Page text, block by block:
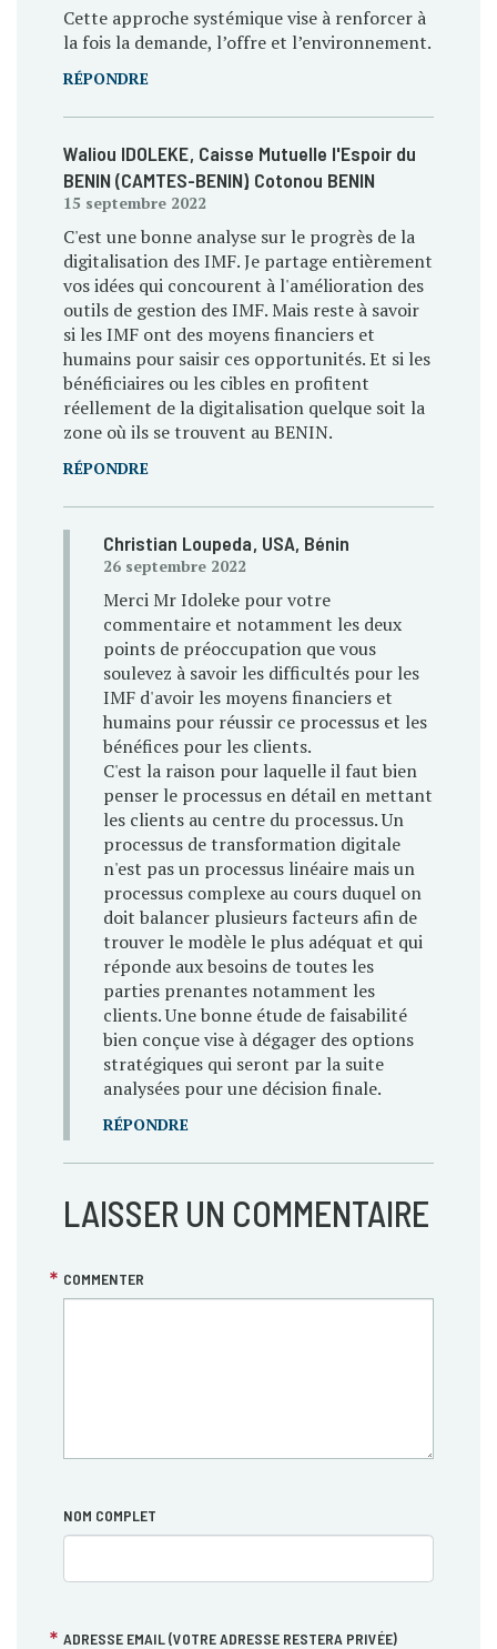
Cette approche systémique vise à renforcer à
la fois la demande, l’offre et l’environnement.
RÉPONDRE
Waliou IDOLEKE, Caisse Mutuelle l'Espoir du
BENIN (CAMTES-BENIN), Cotonou BENIN
15 septembre 2022
C'est une bonne analyse sur le progrès de la
digitalisation des IMF. Je partage entièrement
vos idées qui concourent à l'amélioration des
outils de gestion des IMF. Mais reste à savoir
si les IMF ont des moyens financiers et
humains pour saisir ces opportunités. Et si les
bénéficiaires ou les cibles en profitent
réellement de la digitalisation quelque soit la
zone où ils se trouvent au BENIN.
RÉPONDRE
Christian Loupeda, USA, Bénin
26 septembre 2022
Merci Mr Idoleke pour votre
commentaire et notamment les deux
points de préoccupation que vous
soulevez à savoir les difficultés pour les
IMF d'avoir les moyens financiers et
humains pour réussir ce processus et les
bénéfices pour les clients.
C'est la raison pour laquelle il faut bien
penser le processus en détail en mettant
les clients au centre du processus. Un
processus de transformation digitale
n'est pas un processus linéaire mais un
processus complexe au cours duquel on
doit balancer plusieurs facteurs afin de
trouver le modèle le plus adéquat et qui
réponde aux besoins de toutes les
parties prenantes notamment les
clients. Une bonne étude de faisabilité
bien conçue vise à dégager des options
stratégiques qui seront par la suite
analysées pour une décision finale.
RÉPONDRE
LAISSER UN COMMENTAIRE
COMMENTER
NOM COMPLET
ADRESSE EMAIL (VOTRE ADRESSE RESTERA PRIVÉE)